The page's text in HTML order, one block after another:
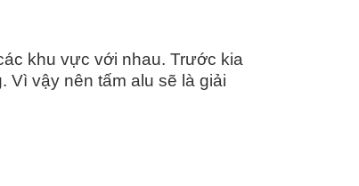
khu vực với nhau. Trước kia
vậy nên tấm alu sẽ là giải